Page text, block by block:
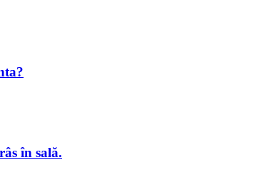
în sală.